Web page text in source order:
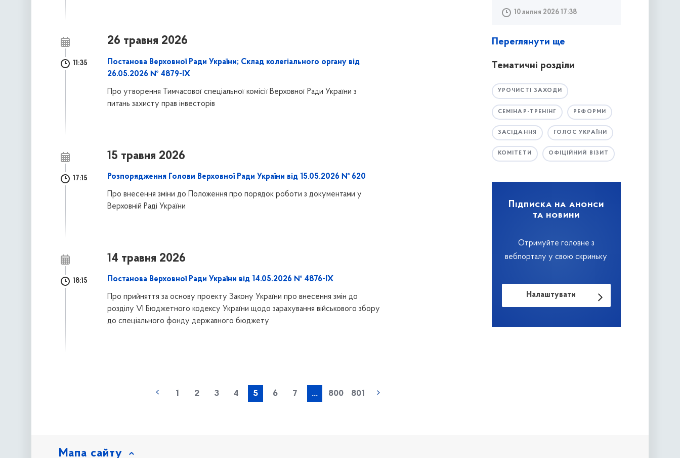
26 травня 2026
11:35
Постанова Верховної Ради України; Склад колегіального органу від
26.05.2026 № 4879-IX
Про утворення Тимчасової спеціальної комісії Верховної Ради України з
питань захисту прав інвесторів
15 травня 2026
17:15 Розпорядження Голови Верховної Ради України від 15.05.2026 № 620
Про внесення зміни до Положення про порядок роботи з документами у
Верховній Раді України
14 травня 2026
18:15 Постанова Верховної Ради України від 14.05.2026 № 4876-IX
Про прийняття за основу проекту Закону України про внесення змін до
розділу VI Бюджетного кодексу України щодо зарахування військового збору
до спеціального фонду державного бюджету
1 2 3 4 5 6 7 ... 800 801
10 липня 2026 17:38
Переглянути ще
Тематичні розділи
УРОЧИСТІ ЗАХОДИ
СЕМІНАР-ТРЕНІНГ РЕФОРМИ
ЗАСІДАННЯ ГОЛОС УКРАЇНИ
КОМІТЕТИ ОФІЦІЙНИЙ ВІЗИТ
Підписка на анонси
та новини
Отримуйте головне з
вебпорталу у свою скриньку
Налаштувати
Мапа сайту